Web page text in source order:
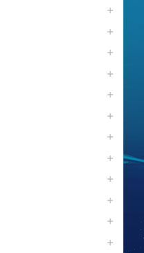











